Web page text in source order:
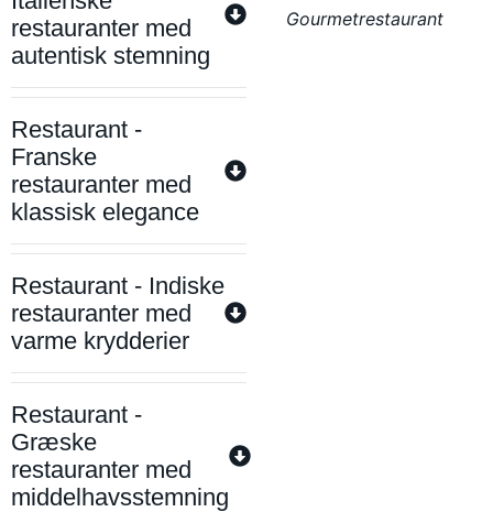
restauranter med
autentisk stemning
Restaurant -
Franske
restauranter med
klassisk elegance
Restaurant - Indiske
restauranter med
varme krydderier
Restaurant -
Græske
restauranter med
middelhavsstemning
Gourmetrestaurant